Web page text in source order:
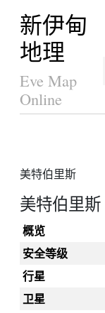
新伊甸
地理
Eve Map
Online
美特伯里斯
美特伯里斯
概览
安全等级
行星
卫星